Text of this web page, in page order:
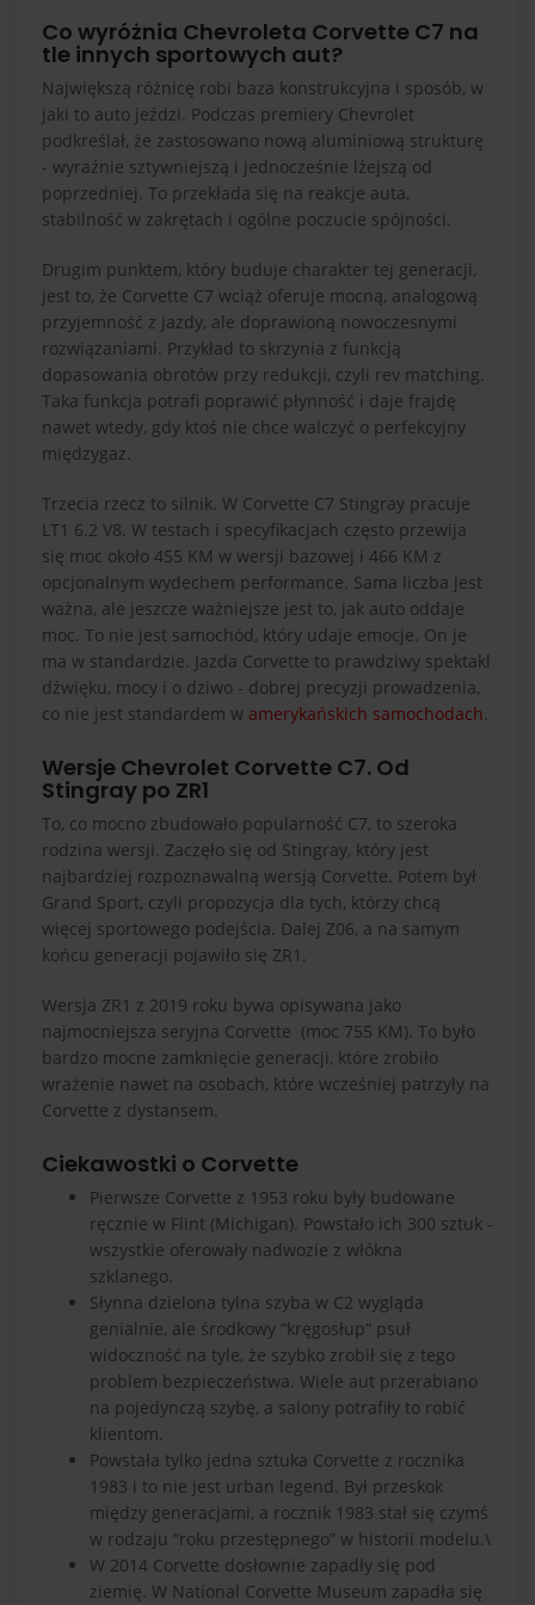
Co wyróżnia Chevroleta Corvette C7 na
tle innych sportowych aut?
Największą różnicę robi baza konstrukcyjna i sposób, w
jaki to auto jeździ. Podczas premiery Chevrolet
podkreślał, że zastosowano nową aluminiową strukturę
- wyraźnie sztywniejszą i jednocześnie lżejszą od
poprzedniej. To przekłada się na reakcje auta,
stabilność w zakrętach i ogólne poczucie spójności.
Drugim punktem, który buduje charakter tej generacji,
jest to, że Corvette C7 wciąż oferuje mocną, analogową
przyjemność z jazdy, ale doprawioną nowoczesnymi
rozwiązaniami. Przykład to skrzynia z funkcją
dopasowania obrotów przy redukcji, czyli rev matching.
Taka funkcja potrafi poprawić płynność i daje frajdę
nawet wtedy, gdy ktoś nie chce walczyć o perfekcyjny
międzygaz.
Trzecia rzecz to silnik. W Corvette C7 Stingray pracuje
LT1 6.2 V8. W testach i specyfikacjach często przewija
się moc około 455 KM w wersji bazowej i 466 KM z
opcjonalnym wydechem performance. Sama liczba jest
ważna, ale jeszcze ważniejsze jest to, jak auto oddaje
moc. To nie jest samochód, który udaje emocje. On je
ma w standardzie. Jazda Corvette to prawdziwy spektakl
dźwięku, mocy i o dziwo - dobrej precyzji prowadzenia,
co nie jest standardem w amerykańskich samochodach.
Wersje Chevrolet Corvette C7. Od
Stingray po ZR1
To, co mocno zbudowało popularność C7, to szeroka
rodzina wersji. Zaczęło się od Stingray, który jest
najbardziej rozpoznawalną wersją Corvette. Potem był
Grand Sport, czyli propozycja dla tych, którzy chcą
więcej sportowego podejścia. Dalej Z06, a na samym
końcu generacji pojawiło się ZR1.
Wersja ZR1 z 2019 roku bywa opisywana jako
najmocniejsza seryjna Corvette (moc 755 KM). To było
bardzo mocne zamknięcie generacji, które zrobiło
wrażenie nawet na osobach, które wcześniej patrzyły na
Corvette z dystansem.
Ciekawostki o Corvette
Pierwsze Corvette z 1953 roku były budowane
ręcznie w Flint (Michigan). Powstało ich 300 sztuk -
wszystkie oferowały nadwozie z włókna
szklanego.
Słynna dzielona tylna szyba w C2 wygląda
genialnie, ale środkowy “kręgosłup” psuł
widoczność na tyle, że szybko zrobił się z tego
problem bezpieczeństwa. Wiele aut przerabiano
na pojedynczą szybę, a salony potrafiły to robić
klientom.
Powstała tylko jedna sztuka Corvette z rocznika
1983 i to nie jest urban legend. Był przeskok
między generacjami, a rocznik 1983 stał się czymś
w rodzaju “roku przestępnego” w historii modelu.\
W 2014 Corvette dosłownie zapadły się pod
ziemię. W National Corvette Museum zapadła się